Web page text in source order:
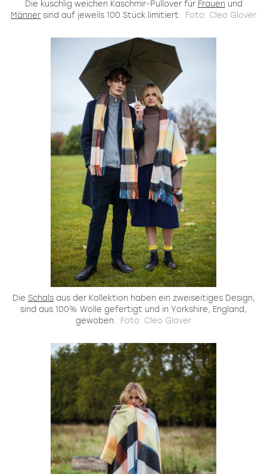
Die kuschlig weichen Kaschmir-Pullover für Frauen und
Männer sind auf jeweils 100 Stück limitiert. Foto: Cleo Glover
Die Schalsaus der Kollektion haben ein zweiseitiges Design,
sind aus 100% Wolle gefertigt und in Yorkshire, England,
gewoben.
Foto: Cleo Glover